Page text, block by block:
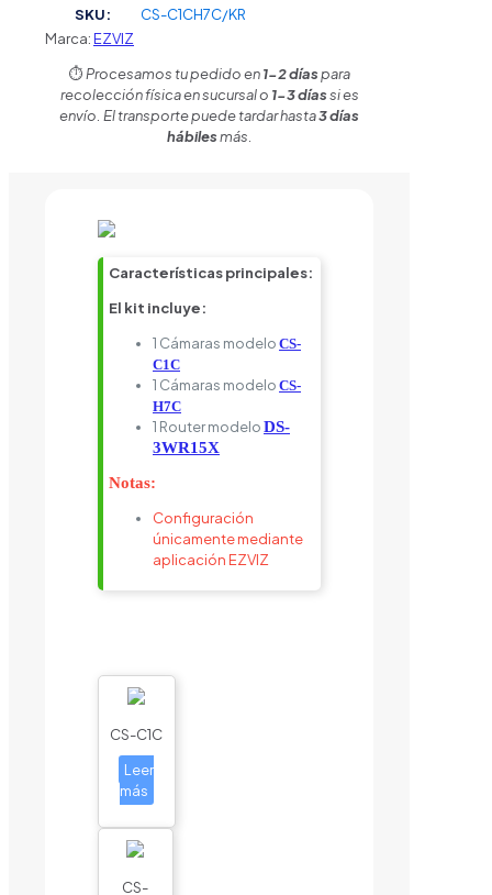
SKU:
CS-C1CH7C/KR
Marca:EZVIZ
⏱️Procesamos tu pedido en1-2 díaspara
recolección física en sucursal o 1-3 díassi es
envío. El transporte puede tardar hasta3 días
hábilesmás.
Características principales:
El kit incluye:
1 Cámaras modelo CS-
C1C
1 Cámaras modelo CS-
H7C
1 Router modeloDS-
3WR15X
Notas:
Configuración
únicamente mediante
aplicación EZVIZ
CS-C1C
Leer
más
CS-